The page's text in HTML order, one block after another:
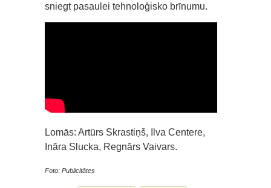
sniegt pasaulei tehnoloģisko brīnumu.
Lomās: Artūrs Skrastiņš, Ilva Centere,
Ināra Slucka, Regnārs Vaivars.
Foto: Publicitātes